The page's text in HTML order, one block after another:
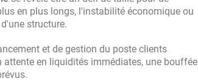
en plus longs, l'instabilité économique ou
structure.
et de gestion du poste clients
en liquidités immédiates, une bouffée